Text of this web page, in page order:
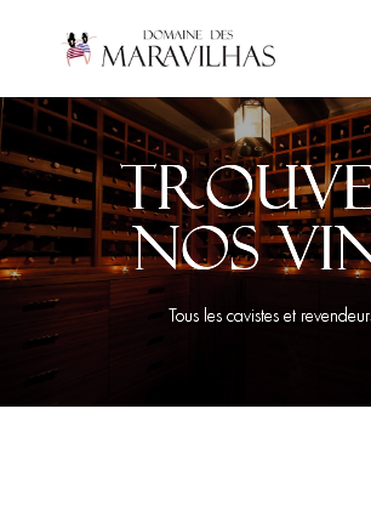
nos
Tous les cavistes et